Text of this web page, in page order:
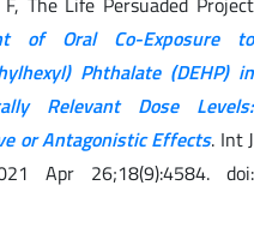
of Oral Co-Exposure to
Phthalate (DEHP) in
Relevant Dose Levels:
or Antagonistic Effects. Int J
Apr 26;18(9):4584. doi: